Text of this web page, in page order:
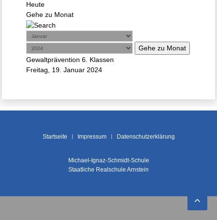
Heute
Gehe zu Monat
Gehe zu Monat
Gewaltprävention 6. Klassen
Freitag, 19. Januar 2024
Startseite Impressum Datenschutzerklärung
Michael-Ignaz-Schmidt-Schule
Staatliche Realschule Arnstein